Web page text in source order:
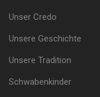
Unser Credo
Unsere Geschichte
Unsere Tradition
Schwabenkinder